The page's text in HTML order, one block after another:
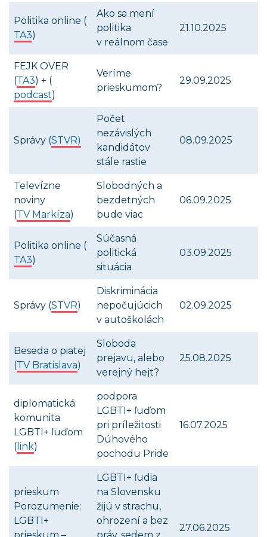
Politika online (
TA3)
Ako sa mení
politika
v reálnom čase
21.10.2025
FEJK OVER
(TA3) + (
podcast)
Veríme
prieskumom?
29.09.2025
Správy (STVR)
Počet
nezávislých
kandidátov
stále rastie
08.09.2025
Televízne
noviny
(TV Markíza)
Slobodných a
bezdetných
bude viac
06.09.2025
Politika online (
TA3)
Súčasná
politická
situácia
03.09.2025
Správy (STVR)
Diskriminácia
nepočujúcich
v autoškolách
02.09.2025
Beseda o piatej
(TV Bratislava)
Sloboda
prejavu, alebo
verejný hejt?
25.08.2025
diplomatická
komunita
LGBTI+ ľuďom
( link)
podpora
LGBTI+ ľuďom
pri príležitosti
Dúhového
pochodu Pride
16.07.2025
prieskum
Porozumenie:
LGBTI+
LGBTI+ ľudia
na Slovensku
žijú v strachu,
ohrození a bez
27.06.2025